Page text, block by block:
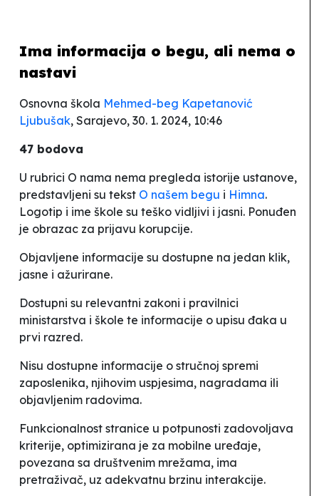
Ima informacija o begu, ali nema o
nastavi
Osnovna škola Mehmed-beg Kapetanović
Ljubušak, Sarajevo, 30. 1. 2024, 10:46
47 bodova
U rubrici O nama nema pregleda istorije ustanove,
predstavljeni su tekst O našem begu i Himna.
Logotip i ime škole su teško vidljivi i jasni. Ponuđen
je obrazac za prijavu korupcije.
Objavljene informacije su dostupne na jedan klik,
jasne i ažurirane.
Dostupni su relevantni zakoni i pravilnici
ministarstva i škole te informacije o upisu đaka u
prvi razred.
Nisu dostupne informacije o stručnoj spremi
zaposlenika, njihovim uspjesima, nagradama ili
objavljenim radovima.
Funkcionalnost stranice u potpunosti zadovoljava
kriterije, optimizirana je za mobilne uređaje,
povezana sa društvenim mrežama, ima
pretraživač, uz adekvatnu brzinu interakcije.